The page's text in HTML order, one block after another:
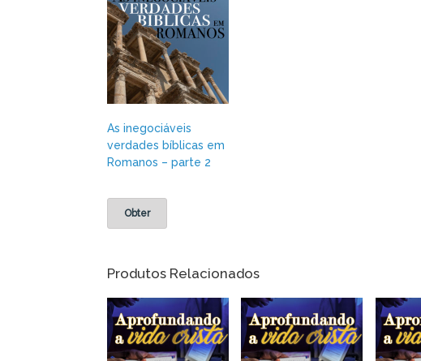
As inegociáveis
verdades bíblicas em
Romanos – parte 2
Obter
Produtos Relacionados